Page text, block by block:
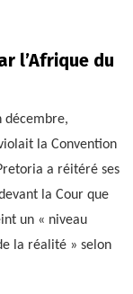
l’Afrique du
décembre,
la Convention
a réitéré ses
la Cour que
un « niveau
la réalité » selon